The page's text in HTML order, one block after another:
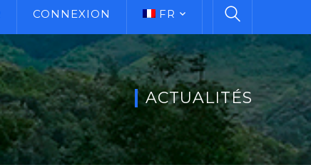
CONNEXION FR
ACTUALITÉS